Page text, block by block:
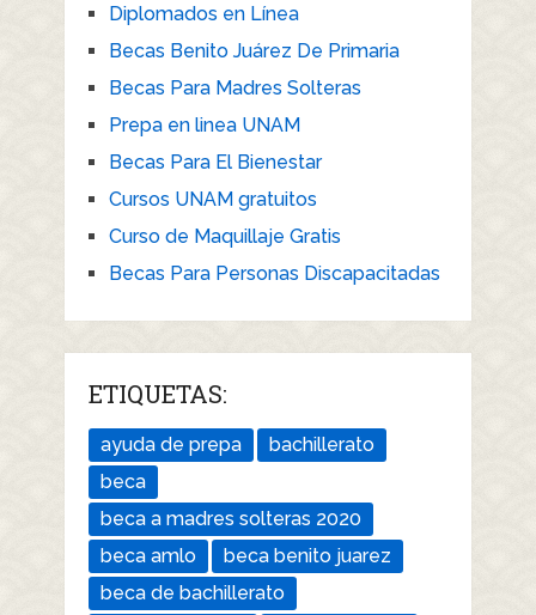
Diplomados en Línea
Becas Benito Juárez De Primaria
Becas Para Madres Solteras
Prepa en linea UNAM
Becas Para El Bienestar
Cursos UNAM gratuitos
Curso de Maquillaje Gratis
Becas Para Personas Discapacitadas
ETIQUETAS:
ayuda de prepa
bachillerato
beca
beca a madres solteras 2020
beca amlo
beca benito juarez
beca de bachillerato